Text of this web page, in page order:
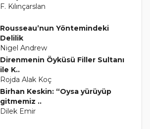
F. Kılınçarslan
Rousseau’nun Yöntemindeki
Delilik
Nigel Andrew
Direnmenin Öyküsü Filler Sultanı
ile K..
Rojda Alak Koç
Birhan Keskin: “Oysa yürüyüp
gitmemiz ..
Dilek Emir